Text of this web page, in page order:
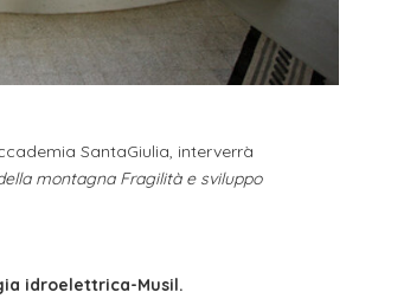
SantaGiulia, interverrà
montagna Fragilità e sviluppo
idroelettrica-Musil.